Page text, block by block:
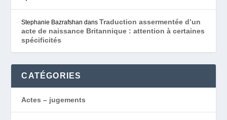
Stephanie Bazrafshan dansTraduction assermentée d’un
acte de naissance Britannique : attention à certaines
spécificités
CATÉGORIES
Actes – jugements